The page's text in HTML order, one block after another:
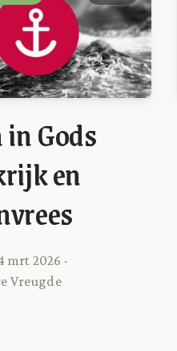
Gods
en
mrt 2026 ·
Vreugde